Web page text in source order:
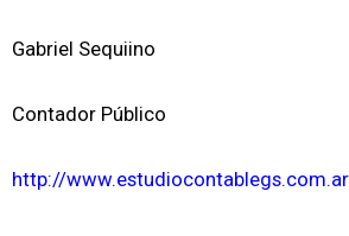
Gabriel Sequiino
Contador Público
http://www.estudiocontablegs.com.ar